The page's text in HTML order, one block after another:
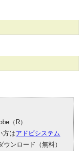
（R）
方はアドビシステム
ウンロード（無料）